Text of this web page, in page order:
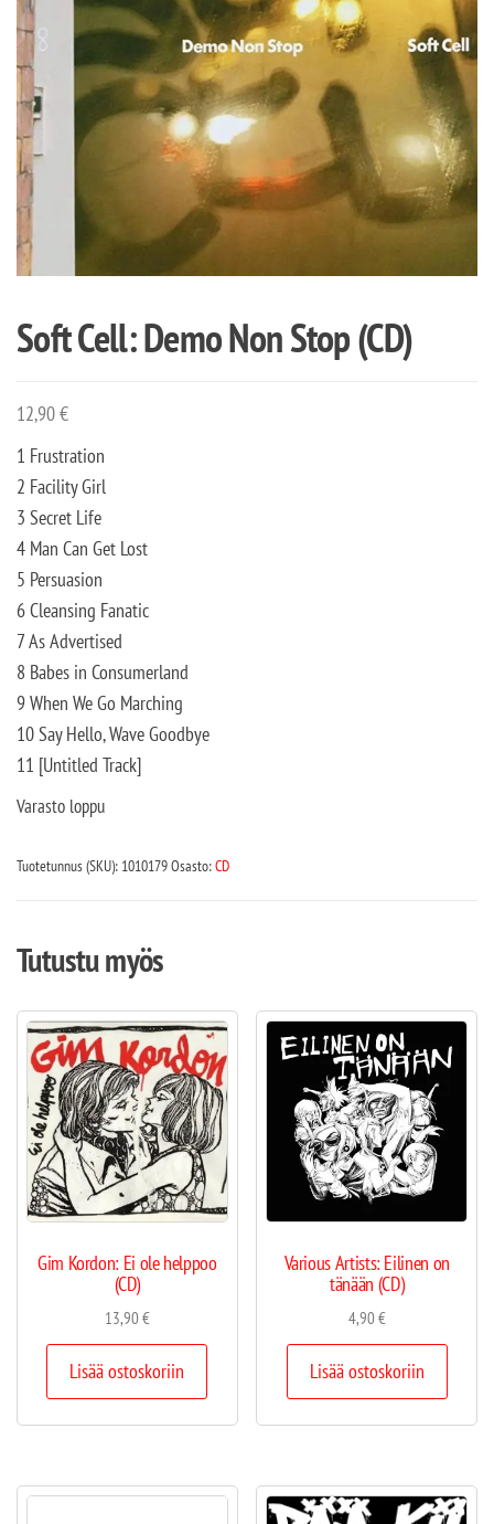
Soft Cell: Demo Non Stop (CD)
12,90€
1 Frustration
2 Facility Girl
3 Secret Life
4 Man Can Get Lost
5 Persuasion
6 Cleansing Fanatic
7 As Advertised
8 Babes in Consumerland
9 When We Go Marching
10 Say Hello, Wave Goodbye
11 [Untitled Track]
Varasto loppu
Tuotetunnus (SKU): 1010179Osasto:CD
Tutustu myös
Gim Kordon: Ei ole helppoo
(CD)
13,90€
Lisää ostoskoriin
Various Artists: Eilinen on
tänään (CD)
4,90€
Lisää ostoskoriin